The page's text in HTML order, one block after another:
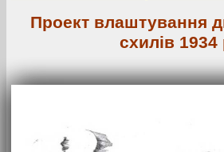
Проект влаштування
схилів 1934